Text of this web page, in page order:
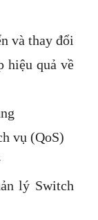
và thay đổi
hiệu quả về
vụ (QoS)
lý Switch